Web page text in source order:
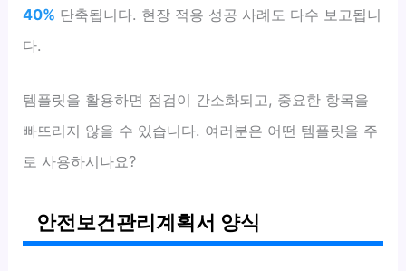
40% 단축됩니다. 현장 적용 성공 사례도 다수 보고됩니
다.
템플릿을 활용하면 점검이 간소화되고, 중요한 항목을
빠뜨리지 않을 수 있습니다. 여러분은 어떤 템플릿을 주
로 사용하시나요?
안전보건관리계획서 양식